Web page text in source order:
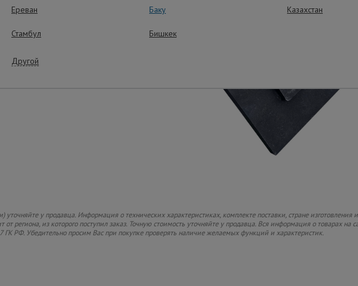
у продавца. Информация о технических характеристиках, комплекте поставки, стране
от региона, из которого поступил заказ. Точную стоимость уточняйте у продавца. Вся информация о товарах
ГК РФ. Убедительно просим Вас при покупке проверять наличие желаемых функций и характеристик.
Ереван Баку Казахстан
Стамбул Бишкек
Другой